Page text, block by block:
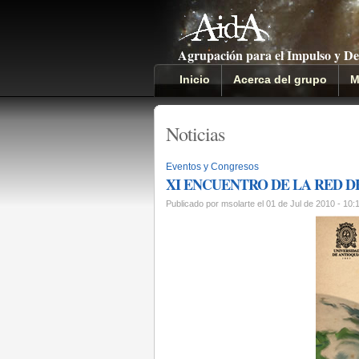
Agrupación para el Impulso y
Inicio Acerca del grupo
Noticias
Eventos y Congresos
XI ENCUENTRO DE LA RED
Publicado por msolarte el 01 de Jul de 2010 -